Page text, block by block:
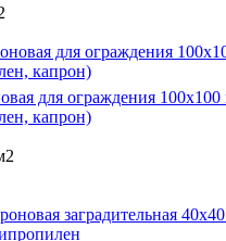
для ограждения
капрон)